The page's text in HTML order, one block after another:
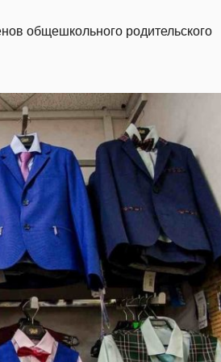
общешкольного родительского